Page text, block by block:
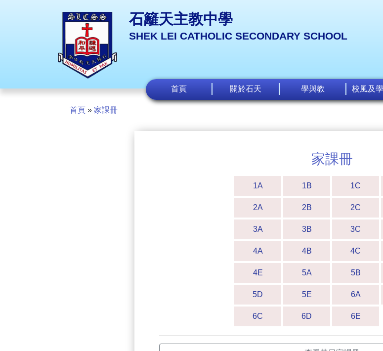
石籬天主教中學
SHEK LEI CATHOLIC SECONDARY SCHOOL
首頁 關於石天 學與教 校風及
首頁 » 家課冊
家課冊
1A 1B 1C
2A 2B 2C
3A 3B 3C
4A 4B 4C
4E 5A 5B
5D 5E 6A
6C 6D 6E